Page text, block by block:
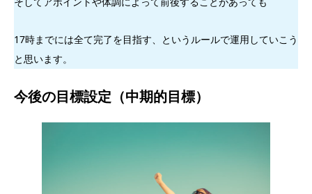
17時までには全て完了を目指す、というルールで運用していこう
と思います。
今後の目標設定（中期的目標）